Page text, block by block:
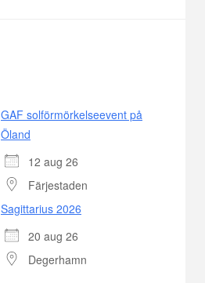
GAF solförmörkelseevent på
Öland
12 aug 26
Färjestaden
Sagittarius 2026
20 aug 26
Degerhamn